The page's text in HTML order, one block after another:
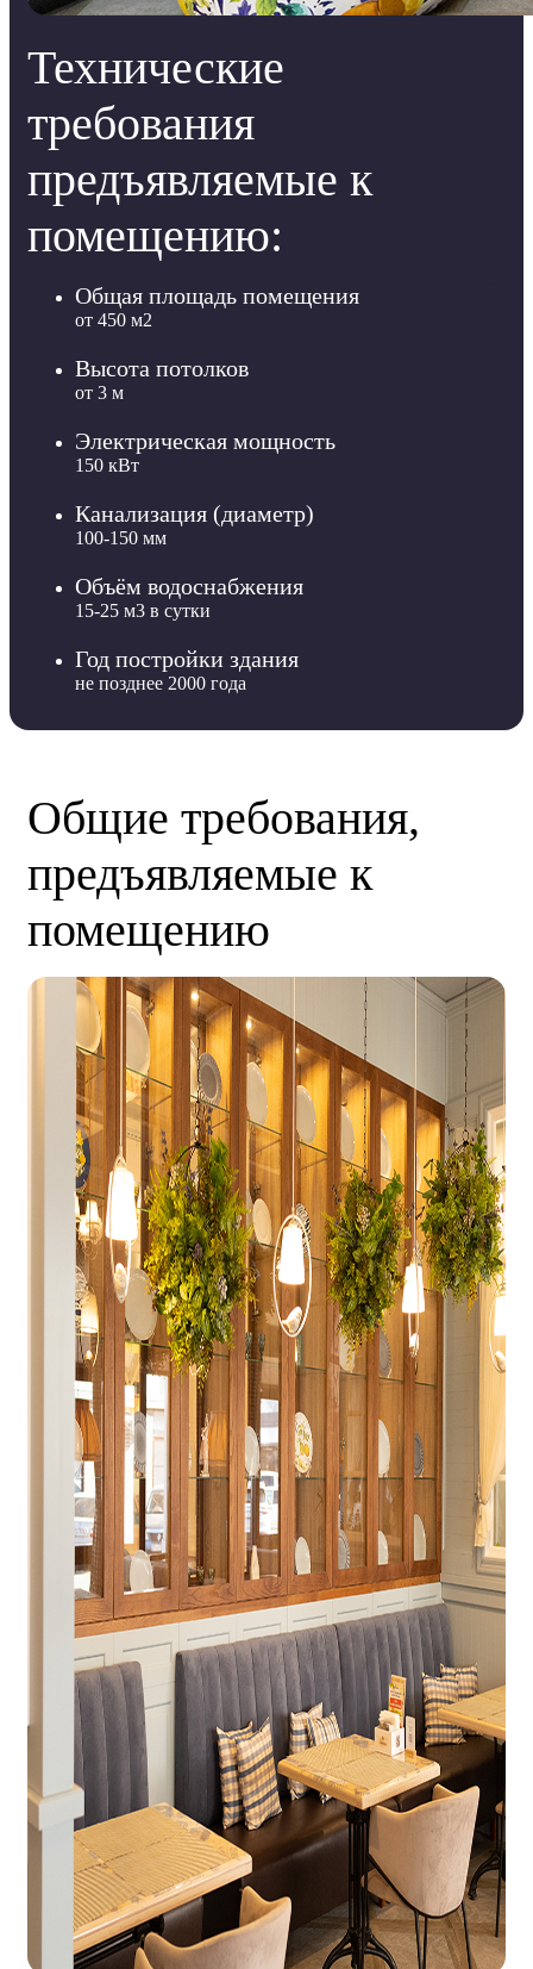
Технические
требования
предъявляемые к
помещению:
Общая площадь помещения
от 450 м2
Высота потолков
от 3 м
Электрическая мощность
150 кВт
Канализация (диаметр)
100-150 мм
Объём водоснабжения
15-25 м3 в сутки
Год постройки здания
не позднее 2000 года
Общие требования,
предъявляемые к
помещению